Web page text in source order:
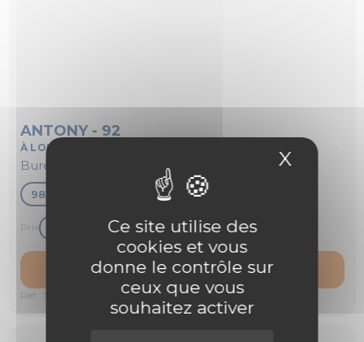
Ce site utilise des
cookies et vous
donne le contrôle sur
ceux que vous
souhaitez activer
X
ANTONY - 92
À LOUER
Bureaux
981 m²
Prix 150 € m²/an HT HC
Réf : 1184647
Voir l'offre